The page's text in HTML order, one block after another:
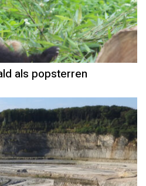
als popsterren